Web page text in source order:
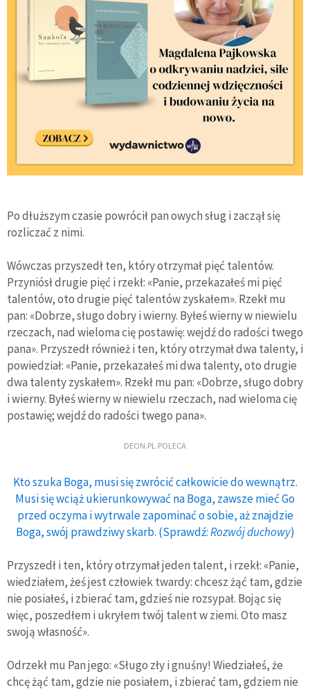
Po dłuższym czasie powrócił pan owych sług i zaczął się
rozliczać z nimi.
Wówczas przyszedł ten, który otrzymał pięć talentów.
Przyniósł drugie pięć i rzekł: «Panie, przekazałeś mi pięć
talentów, oto drugie pięć talentów zyskałem». Rzekł mu
pan: «Dobrze, sługo dobry i wierny. Byłeś wierny w niewielu
rzeczach, nad wieloma cię postawię: wejdź do radości twego
pana». Przyszedł również i ten, który otrzymał dwa talenty, i
powiedział: «Panie, przekazałeś mi dwa talenty, oto drugie
dwa talenty zyskałem». Rzekł mu pan: «Dobrze, sługo dobry
i wierny. Byłeś wierny w niewielu rzeczach, nad wieloma cię
postawię; wejdź do radości twego pana».
DEON.PL POLECA
Kto szuka Boga, musi się zwrócić całkowicie do wewnątrz.
Musi się wciąż ukierunkowywać na Boga, zawsze mieć Go
przed oczyma i wytrwale zapominać o sobie, aż znajdzie
Boga, swój prawdziwy skarb. (Sprawdź:Rozwój duchowy)
Przyszedł i ten, który otrzymał jeden talent, i rzekł: «Panie,
wiedziałem, żeś jest człowiek twardy: chcesz żąć tam, gdzie
nie posiałeś, i zbierać tam, gdzieś nie rozsypał. Bojąc się
więc, poszedłem i ukryłem twój talent w ziemi. Oto masz
swoją własność».
Odrzekł mu Pan jego: «Sługo zły i gnuśny! Wiedziałeś, że
chcę żąć tam, gdzie nie posiałem, i zbierać tam, gdziem nie